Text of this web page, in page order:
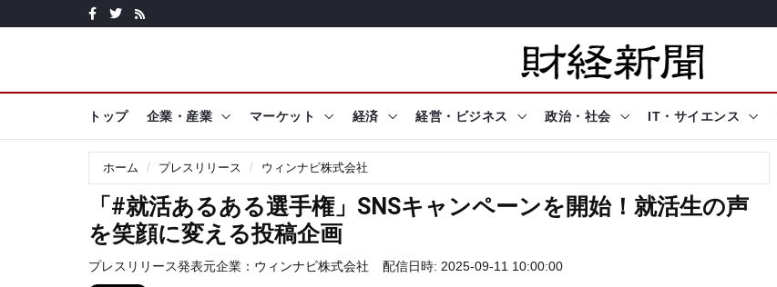
トップ 企業・産業 マーケット 経済 経営・ビジネス 政治・社会 IT・サイエンス
ホーム プレスリリース ウィンナビ株式会社
「#就活あるある選手権」SNSキャンペーンを開始！就活生の声
を笑顔に変える投稿企画
プレスリリース発表元企業： ウィンナビ株式会社 配信日時: 2025-09-11 10:00:00